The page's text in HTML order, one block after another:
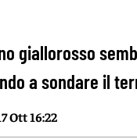
giallorosso
a sondare il
Ott 16:22